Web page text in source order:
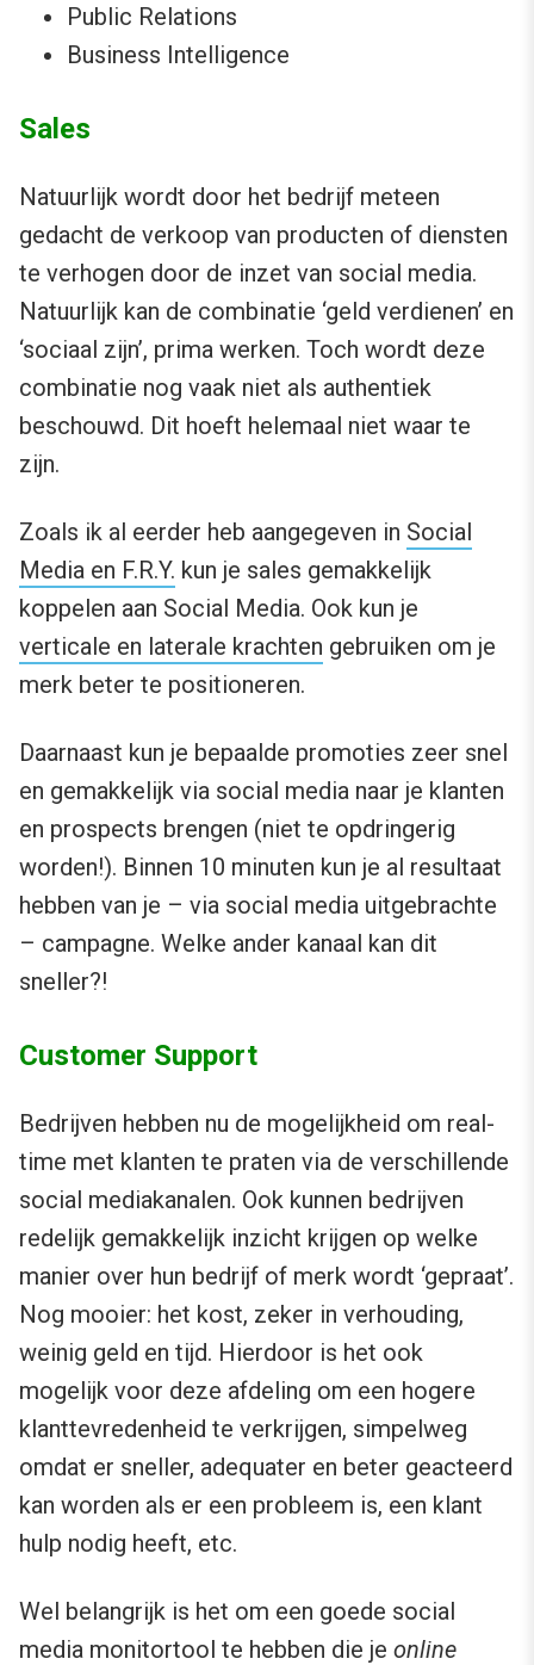
Public Relations
Business Intelligence
Sales
Natuurlijk wordt door het bedrijf meteen
gedacht de verkoop van producten of diensten
te verhogen door de inzet van social media.
Natuurlijk kan de combinatie ‘geld verdienen’ en
‘sociaal zijn’, prima werken. Toch wordt deze
combinatie nog vaak niet als authentiek
beschouwd. Dit hoeft helemaal niet waar te
zijn.
Zoals ik al eerder heb aangegeven in Social
Media en F.R.Y. kun je sales gemakkelijk
koppelen aan Social Media. Ook kun je
verticale en laterale krachten gebruiken om je
merk beter te positioneren.
Daarnaast kun je bepaalde promoties zeer snel
en gemakkelijk via social media naar je klanten
en prospects brengen (niet te opdringerig
worden!). Binnen 10 minuten kun je al resultaat
hebben van je – via social media uitgebrachte
– campagne. Welke ander kanaal kan dit
sneller?!
Customer Support
Bedrijven hebben nu de mogelijkheid om real-
time met klanten te praten via de verschillende
social mediakanalen. Ook kunnen bedrijven
redelijk gemakkelijk inzicht krijgen op welke
manier over hun bedrijf of merk wordt ‘gepraat’.
Nog mooier: het kost, zeker in verhouding,
weinig geld en tijd. Hierdoor is het ook
mogelijk voor deze afdeling om een hogere
klanttevredenheid te verkrijgen, simpelweg
omdat er sneller, adequater en beter geacteerd
kan worden als er een probleem is, een klant
hulp nodig heeft, etc.
Wel belangrijk is het om een goede social
media monitortool te hebben die je online